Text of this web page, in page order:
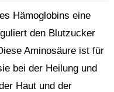
Hämoglobins eine
den Blutzucker
Aminosäure ist für
bei der Heilung und
Haut und der